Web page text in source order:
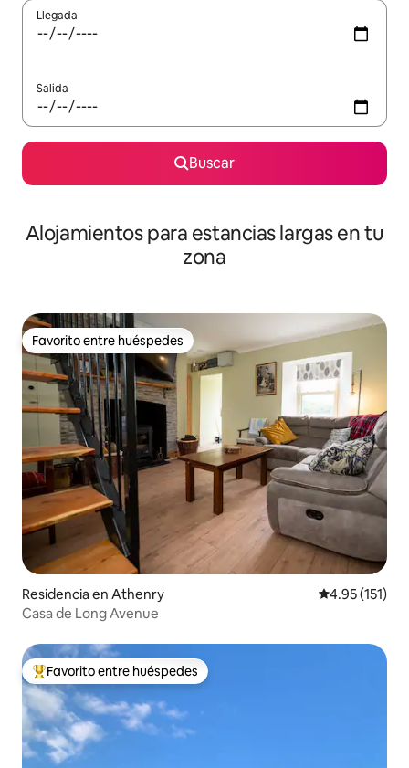
Llegada
Salida
Buscar
Alojamientos para estancias largas en tu
zona
Favorito entre huéspedes
Favorito entre huéspedes
Residencia en Athenry Calificación
4.95 (151)
Casa de Long Avenue
De los mejores en Favorito entre huéspedes
Favorito entre huéspedes